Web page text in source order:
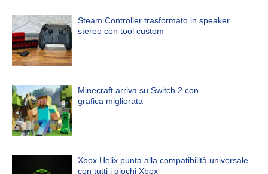
Steam Controller trasformato in speaker
stereo con tool custom
Minecraft arriva su Switch 2 con
grafica migliorata
Xbox Helix punta alla compatibilità universale
con tutti i giochi Xbox